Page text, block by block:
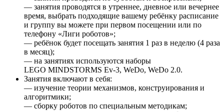
— занятия проводятся в утреннее, дневное или вечернее
время, выбрать подходящие вашему ребёнку расписание
и группу вы можете при первом посещении или по
телефону «Лиги роботов»;
— ребёнок будет посещать занятия 1 раз в неделю (4 раза
в месяц);
— на занятиях используются наборы
LEGO MINDSTORMS Ev-3, WeDo, WeDo 2.0.
Занятия включают в себя:
— изучение теории механизмов, конструирования и
алгоритмики;
— сборку роботов по специальным методикам;